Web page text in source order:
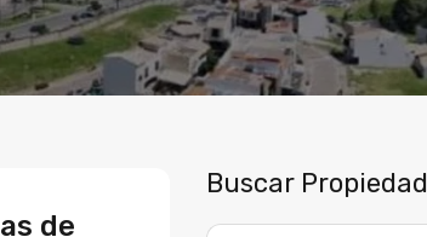
de
Buscar Propiedad